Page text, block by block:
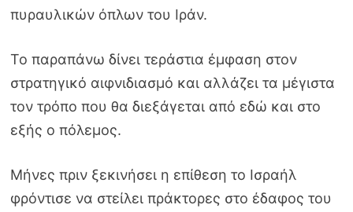
πυραυλικών όπλων του Ιράν.
Το παραπάνω δίνει τεράστια έμφαση στον
στρατηγικό αιφνιδιασμό και αλλάζει τα μέγιστα
τον τρόπο που θα διεξάγεται από εδώ και στο
εξής ο πόλεμος.
Μήνες πριν ξεκινήσει η επίθεση το Ισραήλ
φρόντισε να στείλει πράκτορες στο έδαφος του